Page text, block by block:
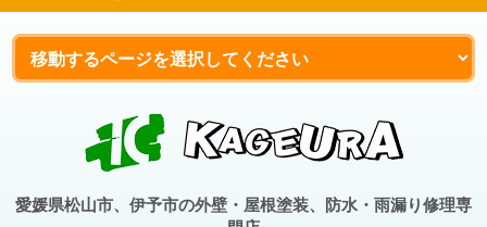
愛媛県松山市、伊予市の外壁・屋根塗装、防水・雨漏り修理専